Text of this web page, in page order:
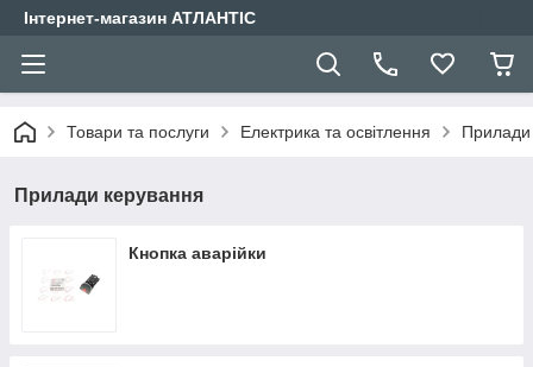
Інтернет-магазин АТЛАНТІС
Товари та послуги Електрика та освітлення Прилади
Прилади керування
Кнопка аварійки